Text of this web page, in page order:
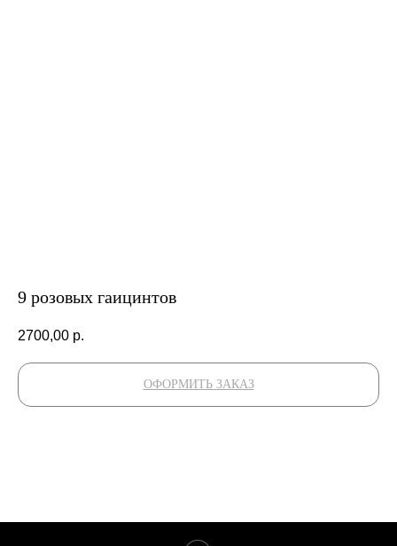
9 розовых гаицинтов
2700,00 р.
ОФОРМИТЬ ЗАКАЗ